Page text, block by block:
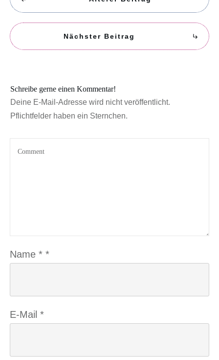
Nächster Beitrag
Schreibe gerne einen Kommentar!
Deine E-Mail-Adresse wird nicht veröffentlicht.
Pflichtfelder haben ein Sternchen.
Name * *
E-Mail *